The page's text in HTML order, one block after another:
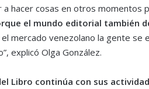
hacer cosas en otros momentos
el mundo editorial también
mercado venezolano la gente
explicó Olga González.
Libro continúa con sus